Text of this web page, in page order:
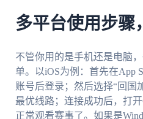
多平台使用步骤
不管你用的是手机还是电脑，
单。以iOS为例：首先在App
账号后登录；然后选择“回国
最优线路；连接成功后，打
正常观看赛事了。如果是